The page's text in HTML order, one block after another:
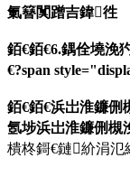
氭簮闃蹭吉鍏徃
銆€銆€6.鍝佺墝浼
€?span
銆€銆€浜岀淮鐮侀
氬埗浜岀淮鐮侀槻
樻柊鎶€鏈紒涓氾